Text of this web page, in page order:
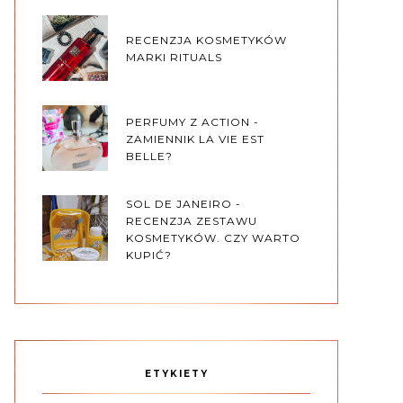
RECENZJA KOSMETYKÓW
MARKI RITUALS
PERFUMY Z ACTION -
ZAMIENNIK LA VIE EST
BELLE?
SOL DE JANEIRO -
RECENZJA ZESTAWU
KOSMETYKÓW. CZY WARTO
KUPIĆ?
ETYKIETY